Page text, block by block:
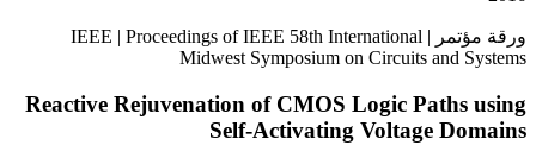
ورقة مؤتمر | IEEE | Proceedings of IEEE 58th International
Midwest Symposium on Circuits and
Reactive Rejuvenation of CMOS Logic
Self-Activating Voltage